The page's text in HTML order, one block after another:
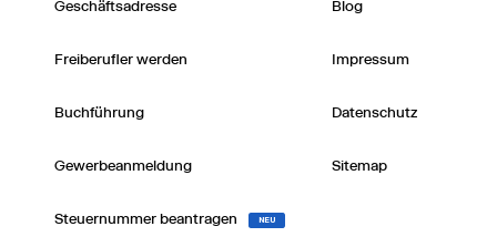
Geschäftsadresse
Freiberufler werden
Buchführung
Gewerbeanmeldung
Steuernummer beantragen NEU
Blog
Impressum
Datenschutz
Sitemap